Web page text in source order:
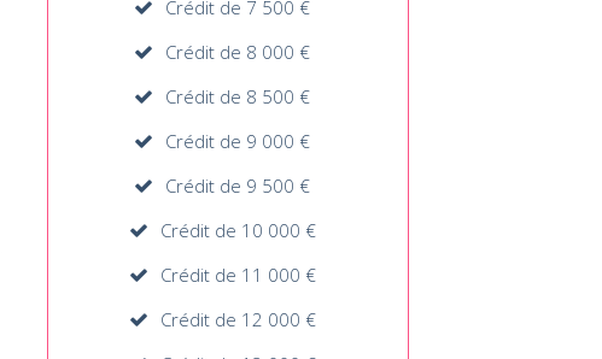
Crédit de 7 500 €
Crédit de 8 000 €
Crédit de 8 500 €
Crédit de 9 000 €
Crédit de 9 500 €
Crédit de 10 000 €
Crédit de 11 000 €
Crédit de 12 000 €